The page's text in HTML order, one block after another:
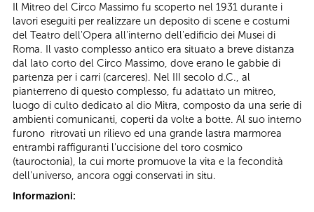
Il Mitreo del Circo Massimo fu scoperto nel 1931 durante i
lavori eseguiti per realizzare un deposito di scene e costumi
del Teatro dell'Opera all'interno dell'edificio dei Musei di
Roma. Il vasto complesso antico era situato a breve distanza
dal lato corto del Circo Massimo, dove erano le gabbie di
partenza per i carri (carceres). Nel III secolo d.C., al
pianterreno di questo complesso, fu adattato un mitreo,
luogo di culto dedicato al dio Mitra, composto da una serie di
ambienti comunicanti, coperti da volte a botte. Al suo interno
furono ritrovati un rilievo ed una grande lastra marmorea
entrambi raffiguranti l'uccisione del toro cosmico
(tauroctonia), la cui morte promuove la vita e la fecondità
dell'universo, ancora oggi conservati in situ.
Informazioni: